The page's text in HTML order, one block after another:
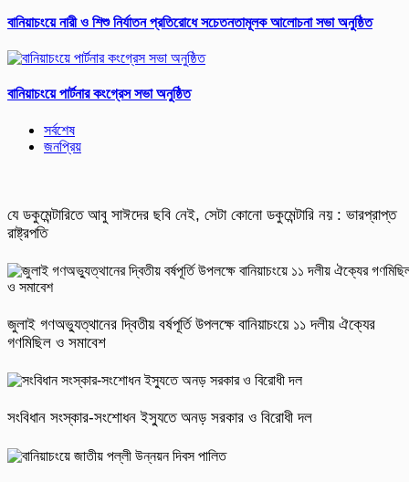
বানিয়াচংয়ে নারী ও শিশু নির্যাতন প্রতিরোধে সচেতনতামূলক আলোচনা সভা অনুষ্ঠিত
বানিয়াচংয়ে পার্টনার কংগ্রেস সভা অনুষ্ঠিত
সর্বশেষ
জনপ্রিয়
যে ডকুমেন্টারিতে আবু সাঈদের ছবি নেই, সেটা কোনো ডকুমেন্টারি নয় : ভারপ্রাপ্ত
রাষ্ট্রপতি
জুলাই গণঅভ্যুত্থানের দ্বিতীয় বর্ষপূর্তি উপলক্ষে বানিয়াচংয়ে ১১ দলীয় ঐক্যের
গণমিছিল ও সমাবেশ
সংবিধান সংস্কার-সংশোধন ইস্যুতে অনড় সরকার ও বিরোধী দল